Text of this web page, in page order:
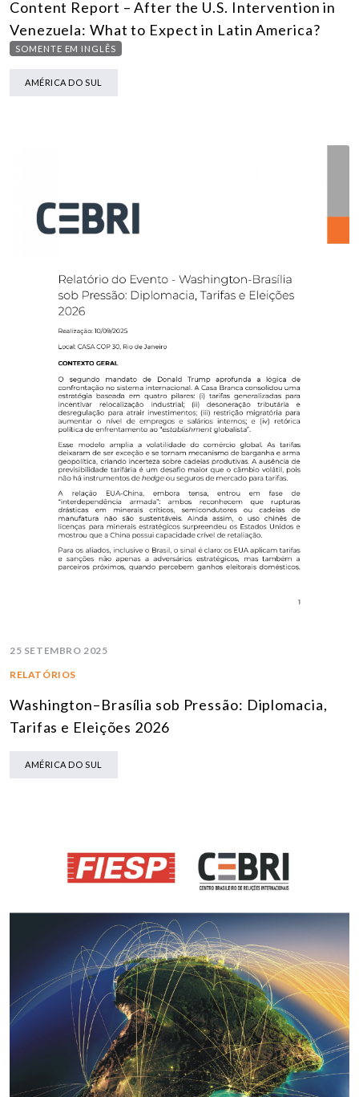
Content Report – After the U.S. Intervention in
Venezuela: What to Expect in Latin America?
SOMENTE EM INGLÊS
AMÉRICA DO SUL
25 SETEMBRO 2025
RELATÓRIOS
Washington–Brasília sob Pressão: Diplomacia,
Tarifas e Eleições 2026
AMÉRICA DO SUL